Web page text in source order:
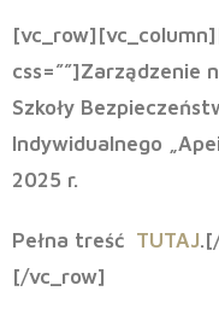
css=””]Zarządzenie
Szkoły
Indywidualnego
2025 r.
Pełna treść TUTAJ
[/vc_row]